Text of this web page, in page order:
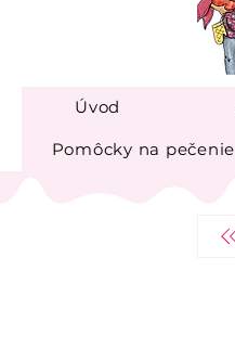
Úvod
Pomôcky na pečenie